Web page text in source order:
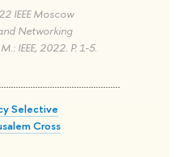
IEEE Moscow
Networking
IEEE, 2022. P. 1-5.
Selective
Cross